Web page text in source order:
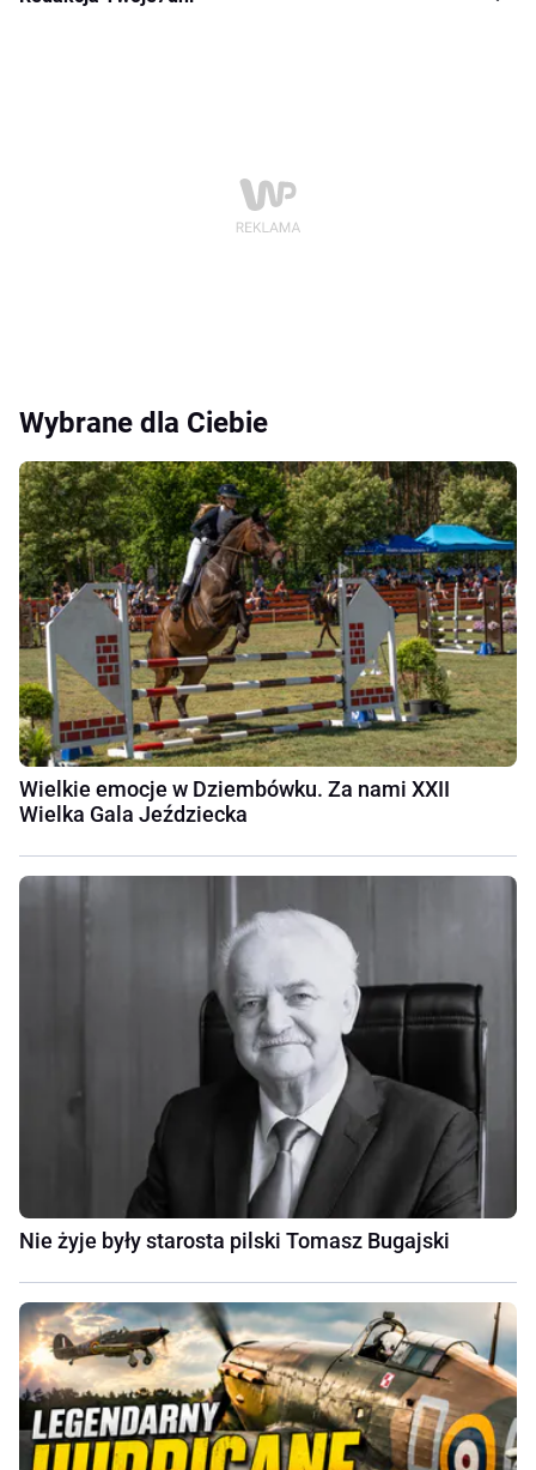
Wybrane dla Ciebie
Wielkie emocje w Dziembówku. Za nami XXII
Wielka Gala Jeździecka
Nie żyje były starosta pilski Tomasz Bugajski